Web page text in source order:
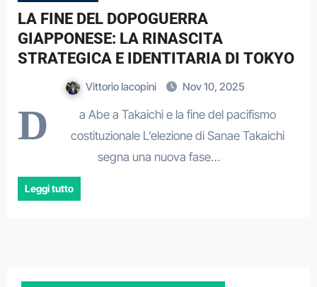
LA FINE DEL DOPOGUERRA
GIAPPONESE: LA RINASCITA
STRATEGICA E IDENTITARIA DI TOKYO
Vittorio Iacopini Nov 10, 2025
D
a Abe a Takaichi e la fine del pacifismo
costituzionale L’elezione di Sanae Takaichi
segna una nuova fase…
Leggi tutto